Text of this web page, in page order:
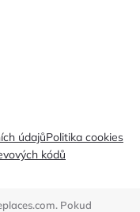
údajůPolitika cookies
kódů
Pokud